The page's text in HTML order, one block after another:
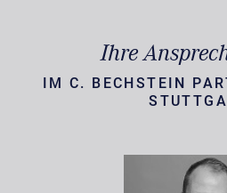
Ihre
IM C. BECHSTEIN